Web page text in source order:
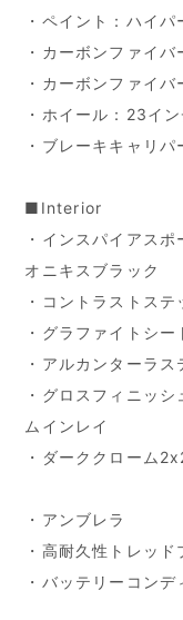
・ペイント：ハイパ
・カーボンファイバ
・カーボンファイ
・ホイール：23イ
・ブレーキキャリパ
■Interior
・インスパイアス
オニキスブラック
・コントラストステ
・グラファイトシー
・アルカンターラ
・グロスフィニッ
ムインレイ
・ダーククローム
・アンブレラ
・高耐久性トレッド
・バッテリーコンデ